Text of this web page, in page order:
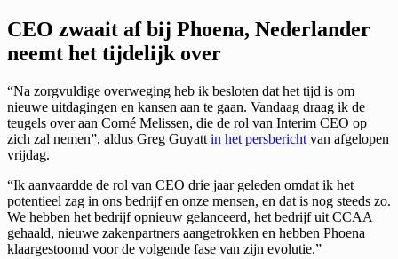
CEO zwaait af bij Phoena, Nederlander
neemt het tijdelijk over
“Na zorgvuldige overweging heb ik besloten dat het tijd is om
nieuwe uitdagingen en kansen aan te gaan. Vandaag draag ik de
teugels over aan Corné Melissen, die de rol van Interim CEO op
zich zal nemen”, aldus Greg Guyatt in het persbericht van afgelopen
vrijdag.
“Ik aanvaardde de rol van CEO drie jaar geleden omdat ik het
potentieel zag in ons bedrijf en onze mensen, en dat is nog steeds zo.
We hebben het bedrijf opnieuw gelanceerd, het bedrijf uit CCAA
gehaald, nieuwe zakenpartners aangetrokken en hebben Phoena
klaargestoomd voor de volgende fase van zijn evolutie.”